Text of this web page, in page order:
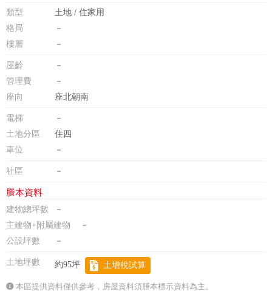
類型
土地 / 住家用
格局
－
樓層
－
屋齡
－
管理費
－
座向
座北朝南
電梯
－
土地分區
住四
車位
－
社區 －
謄本資料
建物總坪數
－
主建物+附屬建物
－
公設坪數
－
土地坪數 約95坪 土增稅試算
本區提供資料僅供參考，房屋資料須謄本標示資料為主。